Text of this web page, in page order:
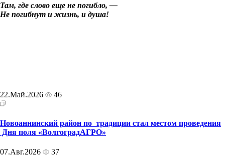
Там, где слово еще не погибло, —
Не погибнут и жизнь, и душа!
22.Май.2026 46
Новоаннинский район по традиции стал местом проведения
Дня поля «ВолгоградАГРО»
07.Авг.2026 37